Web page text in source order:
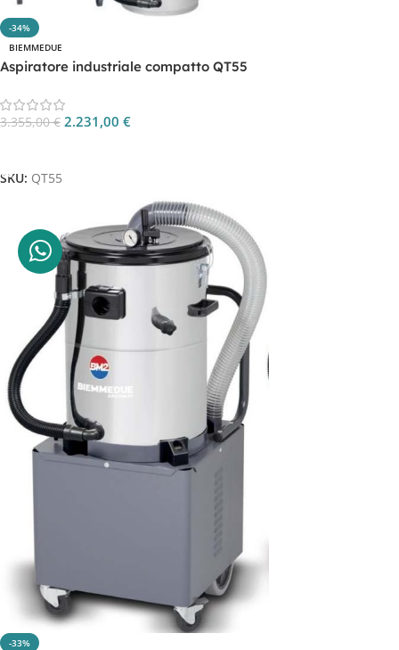
-34%
BIEMMEDUE
Aspiratore industriale compatto QT55
3.355,00€ 2.231,00 €
SKU: QT55
-33%